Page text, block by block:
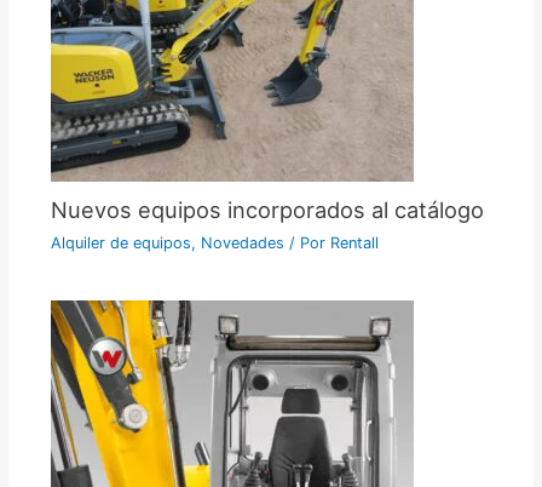
Nuevos equipos incorporados al catálogo
Alquiler de equipos, Novedades / Por Rentall